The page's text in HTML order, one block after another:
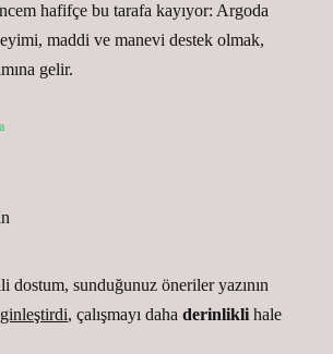
hafifçe bu tarafa kayıyor: Argoda
maddi ve manevi destek olmak,
gelir.
dostum, sunduğunuz öneriler yazının
, çalışmayı daha derinlikli hale